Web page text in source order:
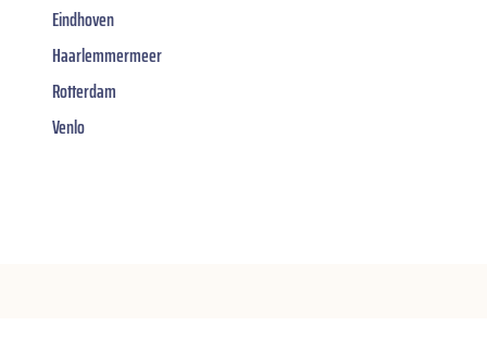
Eindhoven
Haarlemmermeer
Rotterdam
Venlo